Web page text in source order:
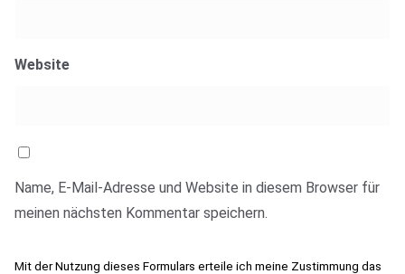
Website
Name, E-Mail-Adresse und Website in diesem Browser für
meinen nächsten Kommentar speichern.
Mit der Nutzung dieses Formulars erteile ich meine Zustimmung das